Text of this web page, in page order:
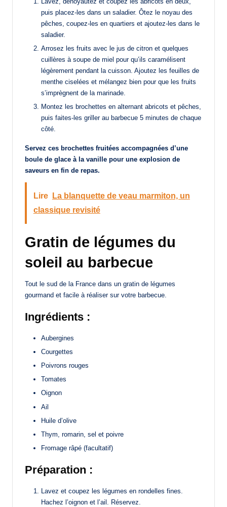
puis placez-les dans un saladier. Ôtez le noyau des
pêches, coupez-les en quartiers et ajoutez-les dans le
saladier.
Arrosez les fruits avec le jus de citron et quelques
cuillères à soupe de miel pour qu’ils caramélisent
légèrement pendant la cuisson. Ajoutez les feuilles de
menthe ciselées et mélangez bien pour que les fruits
s’imprègnent de la marinade.
Montez les brochettes en alternant abricots et pêches,
puis faites-les griller au barbecue 5 minutes de chaque
côté.
Servez ces brochettes fruitées accompagnées d’une
boule de glace à la vanille pour une explosion de
saveurs en fin de repas.
Lire
La blanquette de veau marmiton, un
classique revisité
Gratin de légumes du
soleil au barbecue
Tout le sud de la France dans un gratin de légumes
gourmand et facile à réaliser sur votre barbecue.
Ingrédients :
Aubergines
Courgettes
Poivrons rouges
Tomates
Oignon
Ail
Huile d’olive
Thym, romarin, sel et poivre
Fromage râpé (facultatif)
Préparation :
Lavez et coupez les légumes en rondelles fines.
Hachez l’oignon et l’ail. Réservez.